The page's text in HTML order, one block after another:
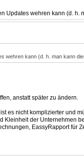
Updates wehren kann (d.
kann (d. h. man kann
anstatt später zu ändern.
es nicht komplizierter und
Kleinheit der Unternehmen
EassyRapport